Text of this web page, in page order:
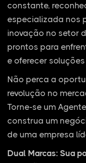
constante,
especializada nos
inovação no setor
prontos para
e oferecer
Não perca a
revolução no
Torne-se um
construa um
de uma empresa
Dual Marcas: Sua